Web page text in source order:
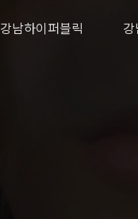
강남하이퍼블릭